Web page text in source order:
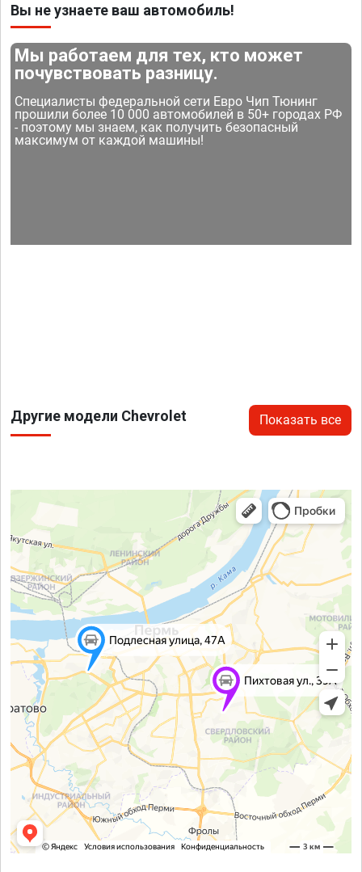
Вы не узнаете ваш автомобиль!
Мы работаем для тех, кто может
почувствовать разницу.
Специалисты федеральной сети Евро Чип Тюнинг
прошили более 10 000 автомобилей в 50+ городах РФ
- поэтому мы знаем, как получить безопасный
максимум от каждой машины!
Другие модели Chevrolet Показать все